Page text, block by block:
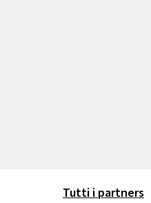
Tutti i partners